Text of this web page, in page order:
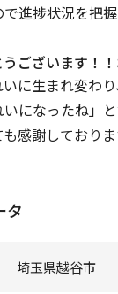
進捗状況を把握
ございます！
に生まれ変わり
になったね」
感謝しておりま
タ
埼玉県越谷市